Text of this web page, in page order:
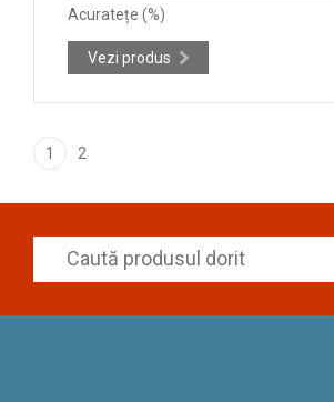
Acuratețe (%)
Vezi produs
1 2